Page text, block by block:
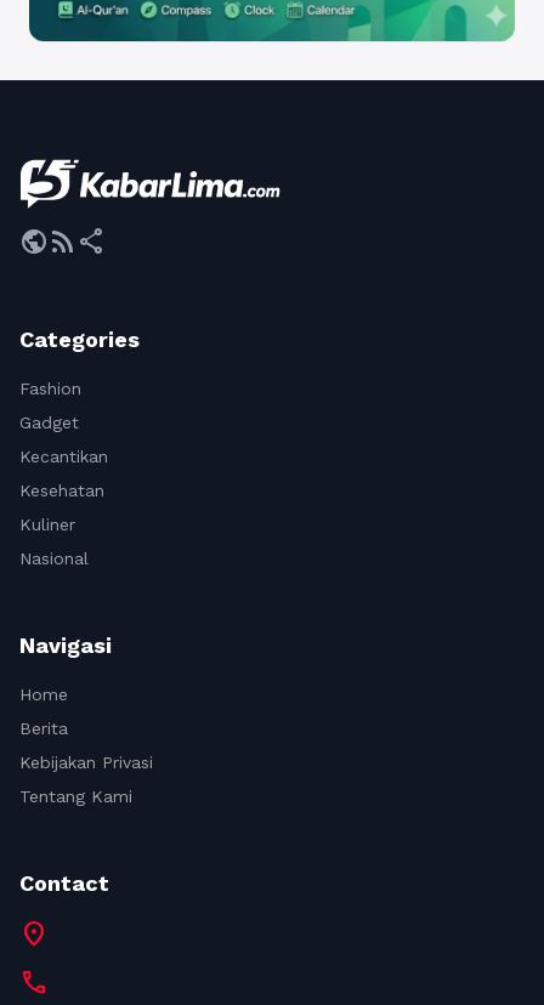
publicrss_feed share
Categories
Fashion
Gadget
Kecantikan
Kesehatan
Kuliner
Nasional
Navigasi
Home
Berita
Kebijakan Privasi
Tentang Kami
Contact
location_on
call